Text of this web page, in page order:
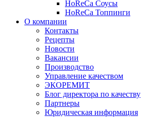
HoReCa Соусы
HoReCa Топпинги
О компании
Контакты
Рецепты
Новости
Вакансии
Производство
Управление качеством
ЭКОРЕМИТ
Блог директора по качеству
Партнеры
Юридическая информация